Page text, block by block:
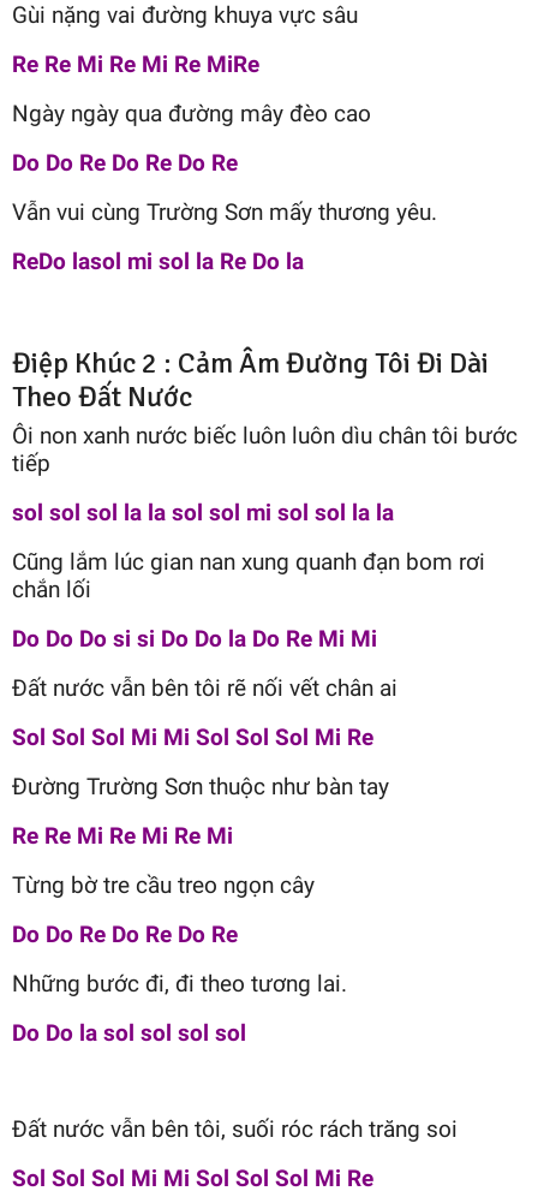
Gùi nặng vai đường khuya vực sâu
Re Re Mi Re Mi Re MiRe
Ngày ngày qua đường mây đèo cao
Do Do Re Do Re Do Re
Vẫn vui cùng Trường Sơn mấy thương yêu.
ReDo lasol mi sol la Re Do la
Điệp Khúc 2 : Cảm Âm Đường Tôi Đi Dài
Theo Đất Nước
Ôi non xanh nước biếc luôn luôn dìu chân tôi bước
tiếp
sol sol sol la la sol sol mi sol sol la la
Cũng lắm lúc gian nan xung quanh đạn bom rơi
chắn lối
Do Do Do si si Do Do la Do Re Mi Mi
Đất nước vẫn bên tôi rẽ nối vết chân ai
Sol Sol Sol Mi Mi Sol Sol Sol Mi Re
Đường Trường Sơn thuộc như bàn tay
Re Re Mi Re Mi Re Mi
Từng bờ tre cầu treo ngọn cây
Do Do Re Do Re Do Re
Những bước đi, đi theo tương lai.
Do Do la sol sol sol sol
Đất nước vẫn bên tôi, suối róc rách trăng soi
Sol Sol Sol Mi Mi Sol Sol Sol Mi Re